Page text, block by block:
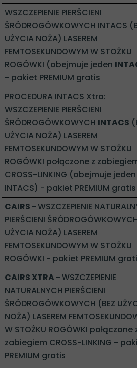
WSZCZEPIENIE PIERŚCIENI
ŚRÓDROGÓWKOWYCH INTACS
UŻYCIA NOŻA) LASEREM
FEMTOSEKUNDOWYM W STOŻKU
ROGÓWKI (obejmuje jeden
- pakiet PREMIUM gratis
PROCEDURA INTACS Xtra:
WSZCZEPIENIE PIERŚCIENI
ŚRÓDROGÓWKOWYCH INTACS
UŻYCIA NOŻA) LASEREM
FEMTOSEKUNDOWYM W STOŻKU
ROGÓWKI połączone z
CROSS-LINKING (obejmuje jeden
INTACS) - pakiet PREMIUM gratis
CAIRS -WSZCZEPIENIE
PIERŚCIENI
UŻYCIA NOŻA) LASEREM
FEMTOSEKUNDOWYM W STOŻKU
ROGÓWKI - pakiet PREMIUM
CAIRS XTRA-WSZCZEPIENIE
NATURALNYCH PIERŚCIENI
ŚRÓDROGÓWKOWYCH (BEZ
NOŻA) LASEREM
W STOŻKU ROGÓWKI połączone
zabiegiem CROSS-LINKING -
PREMIUM gratis